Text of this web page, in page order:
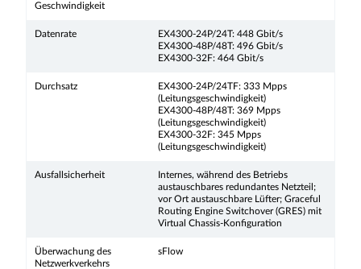
Geschwindigkeit
Datenrate
EX4300-24P/24T: 448 Gbit/s
EX4300-48P/48T: 496 Gbit/s
EX4300-32F: 464 Gbit/s
Durchsatz
EX4300-24P/24TF: 333 Mpps
(Leitungsgeschwindigkeit)
EX4300-48P/48T: 369 Mpps
(Leitungsgeschwindigkeit)
EX4300-32F: 345 Mpps
(Leitungsgeschwindigkeit)
Ausfallsicherheit
Internes, während des Betriebs
austauschbares redundantes Netzteil;
vor Ort austauschbare Lüfter; Graceful
Routing Engine Switchover (GRES) mit
Virtual Chassis-Konfiguration
Überwachung des
Netzwerkverkehrs
sFlow